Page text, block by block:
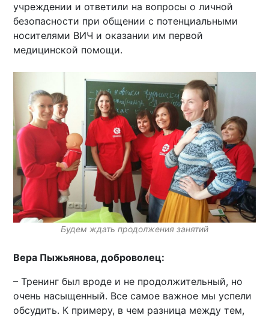
учреждении и ответили на вопросы о личной
безопасности при общении с потенциальными
носителями ВИЧ и оказании им первой
медицинской помощи.
Будем ждать продолжения занятий
Вера Пыжьянова, доброволец:
– Тренинг был вроде и не продолжительный, но
очень насыщенный. Все самое важное мы успели
обсудить. К примеру, в чем разница между тем,